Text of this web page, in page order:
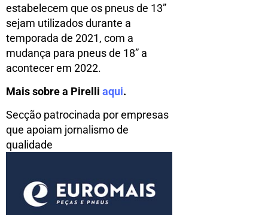
estabelecem que os pneus de 13”
sejam utilizados durante a
temporada de 2021, com a
mudança para pneus de 18” a
acontecer em 2022.
Mais sobre a Pirelli aqui.
Secção patrocinada por empresas
que apoiam jornalismo de
qualidade